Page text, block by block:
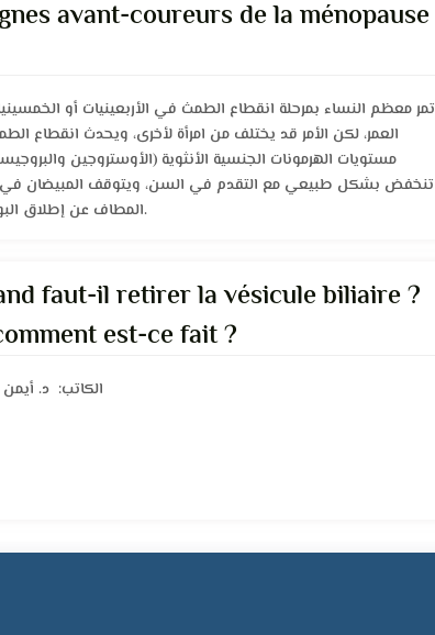
avant-coureurs de la ménopause
تمر معظم النساء بمرحلة انقطاع الطمث في الأربعينيات أو
العمر، لكن الأمر قد يختلف من امرأة لأخرى، ويحدث انقطاع
مستويات الهرمونات الجنسية الأنثوية (الأوستروجين
تنخفض بشكل طبيعي مع التقدم في السن، ويتوقف المبيضان في
المطاف عن إطلاق البويضات.
faut-il retirer la vésicule biliaire ?
est-ce fait ?
الكاتب: د.